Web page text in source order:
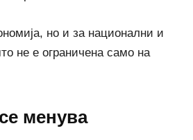
но и за национални и
не е ограничена само на
менува